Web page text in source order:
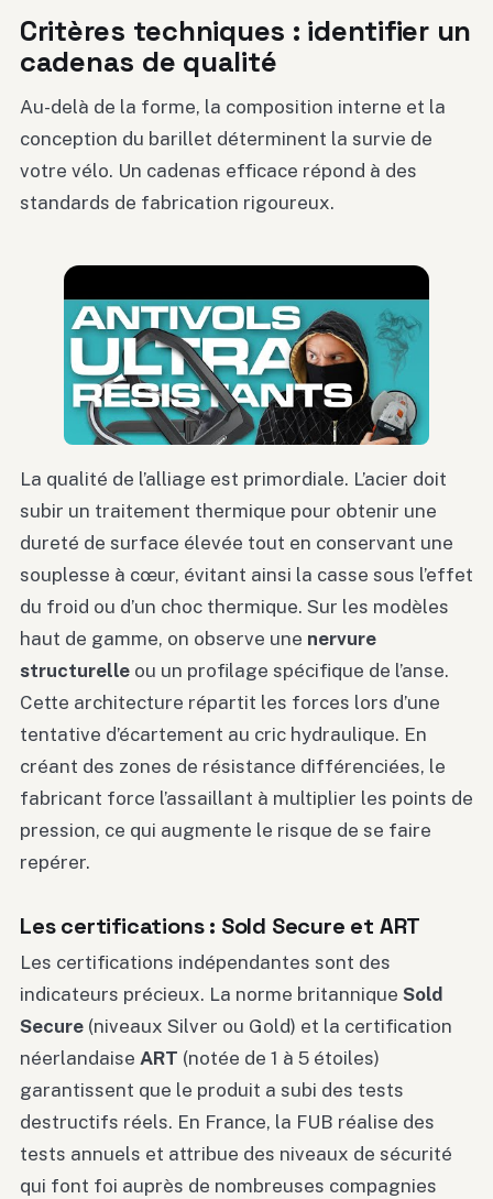
Critères techniques : identifier un
cadenas de qualité
Au-delà de la forme, la composition interne et la
conception du barillet déterminent la survie de
votre vélo. Un cadenas efficace répond à des
standards de fabrication rigoureux.
La qualité de l’alliage est primordiale. L’acier doit
subir un traitement thermique pour obtenir une
dureté de surface élevée tout en conservant une
souplesse à cœur, évitant ainsi la casse sous l’effet
du froid ou d’un choc thermique. Sur les modèles
haut de gamme, on observe une nervure
structurelle ou un profilage spécifique de l’anse.
Cette architecture répartit les forces lors d’une
tentative d’écartement au cric hydraulique. En
créant des zones de résistance différenciées, le
fabricant force l’assaillant à multiplier les points de
pression, ce qui augmente le risque de se faire
repérer.
Les certifications : Sold Secure et ART
Les certifications indépendantes sont des
indicateurs précieux. La norme britannique Sold
Secure (niveaux Silver ou Gold) et la certification
néerlandaise ART (notée de 1 à 5 étoiles)
garantissent que le produit a subi des tests
destructifs réels. En France, la FUB réalise des
tests annuels et attribue des niveaux de sécurité
qui font foi auprès de nombreuses compagnies